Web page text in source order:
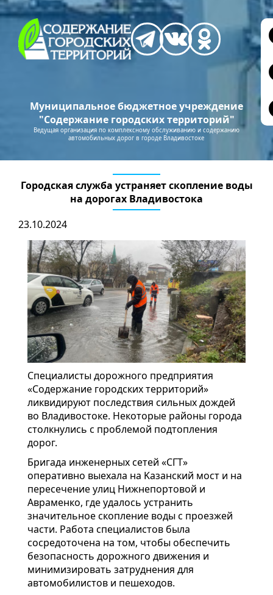
Муниципальное бюджетное учреждение
"Содержание городских территорий"
Ведущая организация по комплексному обслуживанию и содержанию
автомобильных дорог в городе Владивостоке
Городская служба устраняет скопление воды
на дорогах Владивостока
23.10.2024
Специалисты дорожного предприятия
«Содержание городских территорий»
ликвидируют последствия сильных дождей
во Владивостоке. Некоторые районы города
столкнулись с проблемой подтопления
дорог.
Бригада инженерных сетей «СГТ»
оперативно выехала на Kaзанский мост и на
пересечение улиц Нижнепортовой и
Авраменко, где удалось устранить
значительное скопление воды с проезжей
части. Работа специалистов была
сосредоточена на том, чтобы обеспечить
безопасность дорожного движения и
минимизировать затруднения для
автомобилистов и пешеходов.